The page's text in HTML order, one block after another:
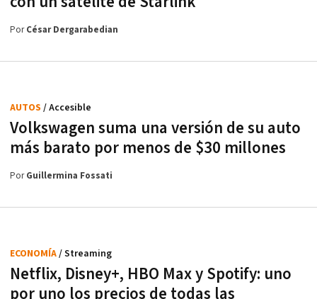
PorCésar Dergarabedian
Volkswagen suma una versión de su auto
más barato por menos de $30 millones
AUTOS / Accesible
PorGuillermina Fossati
Netflix, Disney+, HBO Max y Spotify: uno
por uno los precios de todas las
ECONOMÍA/ Streaming